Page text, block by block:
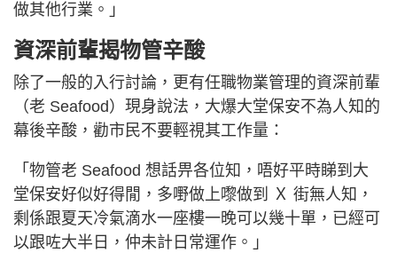
做其他行業。」
資深前輩揭物管辛酸
除了一般的入行討論，更有任職物業管理的資深前輩
（老 Seafood）現身說法，大爆大堂保安不為人知的
幕後辛酸，勸市民不要輕視其工作量：
「物管老 Seafood 想話畀各位知，唔好平時睇到大
堂保安好似好得閒，多嘢做上嚟做到 Ｘ 街無人知，
剩係跟夏天冷氣滴水一座樓一晚可以幾十單，已經可
以跟咗大半日，仲未計日常運作。」